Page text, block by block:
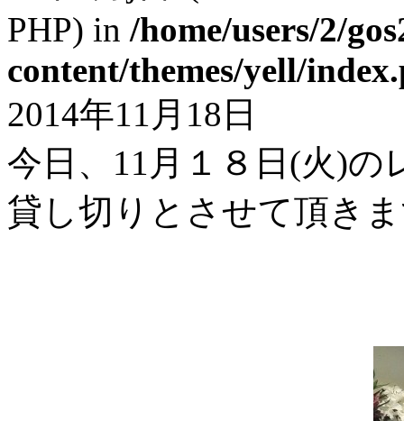
PHP) in /home/users/2/
content/themes/yell/
2014年11月18日
今日、11月１８日(火)
貸し切りとさせて頂き